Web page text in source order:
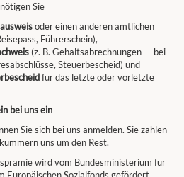
Sie
oder einen anderen amtlichen
Führerschein),
(z. B. Gehaltsabrechnungen — bei
Steuerbescheid) und
für das letzte oder vorletzte
bei uns ein
Sie sich bei uns anmelden. Sie zahlen
uns um den Rest.
wird vom Bundesministerium für